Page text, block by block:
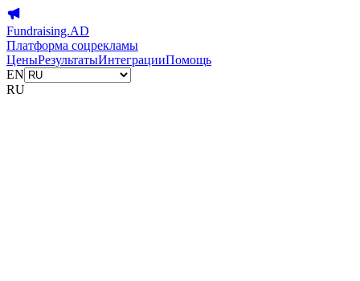
Fundraising.AD
Платформа соцрекламы
ЦеныРезультатыИнтеграцииПомощь
EN
RU